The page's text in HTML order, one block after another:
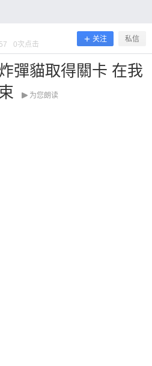
0次点击
关注 私信
彈貓取得關卡 在我
为您朗读